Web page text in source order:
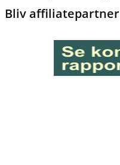
Bliv affiliatepartner